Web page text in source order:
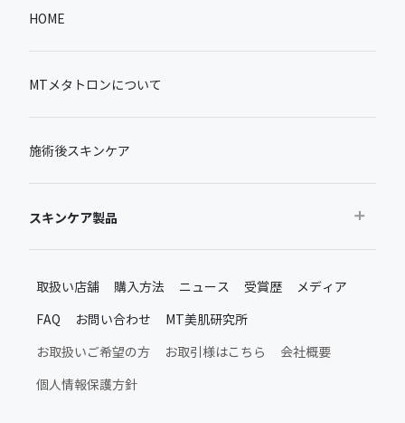
HOME
MTメタトロンについて
施術後スキンケア
スキンケア製品
MTメタトロン新製品・限定品
施術後のスキンケア
ムーンアッププロダクト
取扱い店舗 購入方法 ニュース 受賞歴 メディア
FAQ お問い合わせ MT美肌研究所
お取扱いご希望の方 お取引様はこちら 会社概要
個人情報保護方針